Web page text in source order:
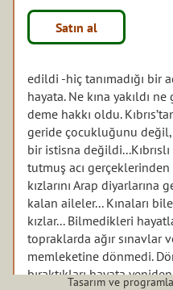
Satın al
edildi -hiç tanımadığı bir
hayata. Ne kına yakıldı
deme hakkı oldu.
geride çocukluğunu değil,
bir istisna değildi...
tutmuş acı
kızlarını Arap
kalan aileler... Kınaları
kızlar... Bilmedikleri
topraklarda ağır sınavlar
memleketine dönmedi.
bıraktıkları hayata
Tasarım ve